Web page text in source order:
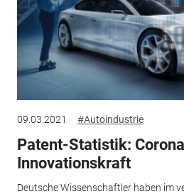
09.03.2021 #Autoindustrie
Patent-Statistik:
Innovationskraft
Deutsche Wissenschaftler haben im